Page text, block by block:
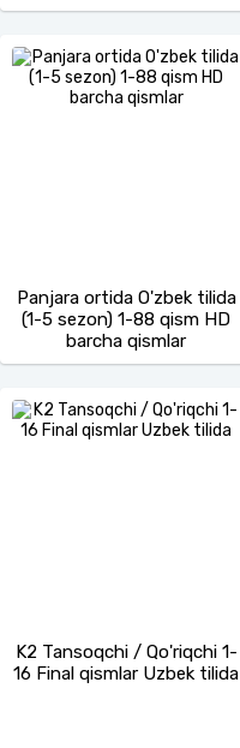
Panjara ortida O'zbek tilida
(1-5 sezon) 1-88 qism HD
barcha qismlar
K2 Tansoqchi / Qo'riqchi 1-
16 Final qismlar Uzbek tilida